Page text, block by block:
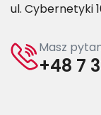
ul. Cybernetyki
Masz
+48 7